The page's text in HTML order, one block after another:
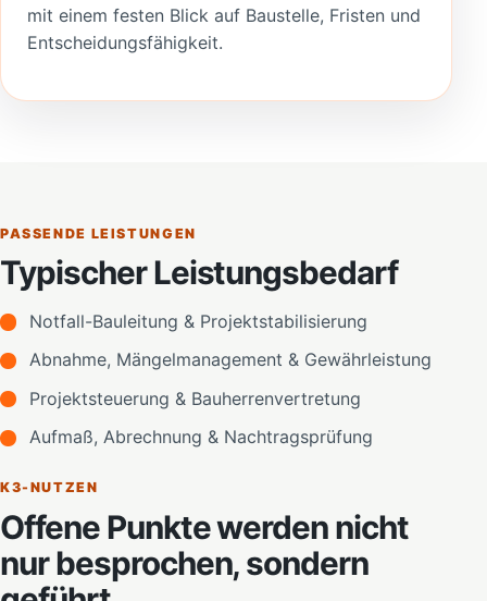
mit einem festen Blick auf Baustelle, Fristen und
Entscheidungsfähigkeit.
PASSENDE LEISTUNGEN
Typischer Leistungsbedarf
Notfall-Bauleitung & Projektstabilisierung
Abnahme, Mängelmanagement & Gewährleistung
Projektsteuerung & Bauherrenvertretung
Aufmaß, Abrechnung & Nachtragsprüfung
K3-NUTZEN
Offene Punkte werden nicht
nur besprochen, sondern